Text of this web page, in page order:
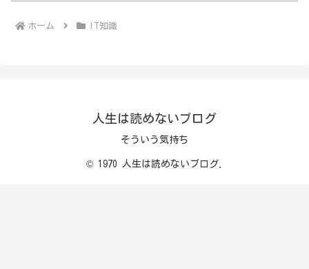
ホーム IT知識
人生は読めないブログ
そういう気持ち
© 1970 人生は読めないブログ.